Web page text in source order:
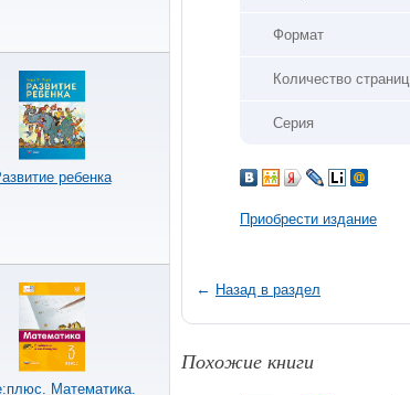
ребенка
Математика.
Формат
Количество страниц
Серия
Приобрести издание
← Назад в раздел
Похожие книги